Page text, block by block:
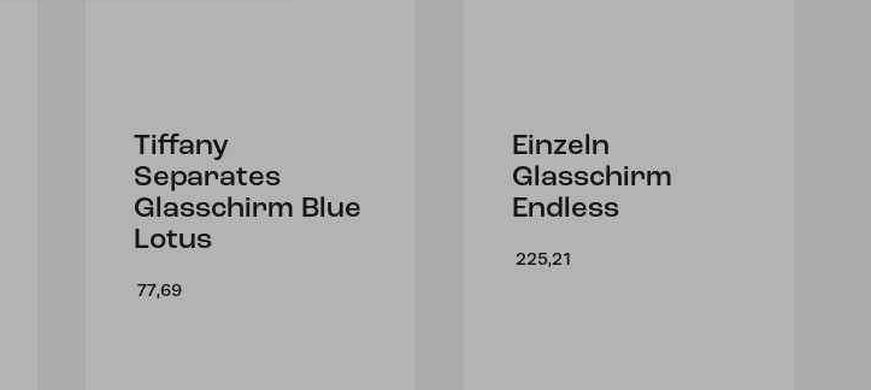
Tiffany
Separates
Glasschirm Blue
Lotus
77,69
Einzeln
Glasschirm
Endless
225,21